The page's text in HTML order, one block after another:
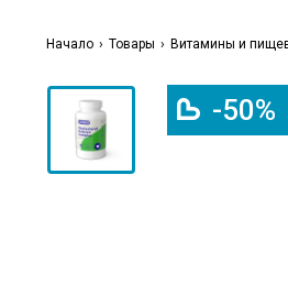
Начало Товары Витамины и
-50%